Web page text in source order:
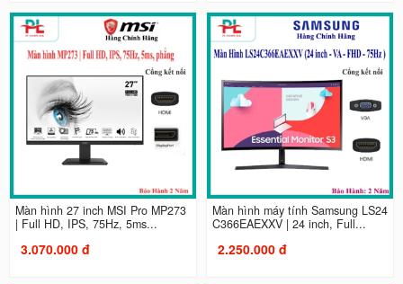
Màn hình 27 inch MSI Pro MP273
| Full HD, IPS, 75Hz, 5ms...
3.070.000 đ
Màn hình máy tính Samsung LS24
C366EAEXXV | 24 inch, Full...
2.250.000 đ